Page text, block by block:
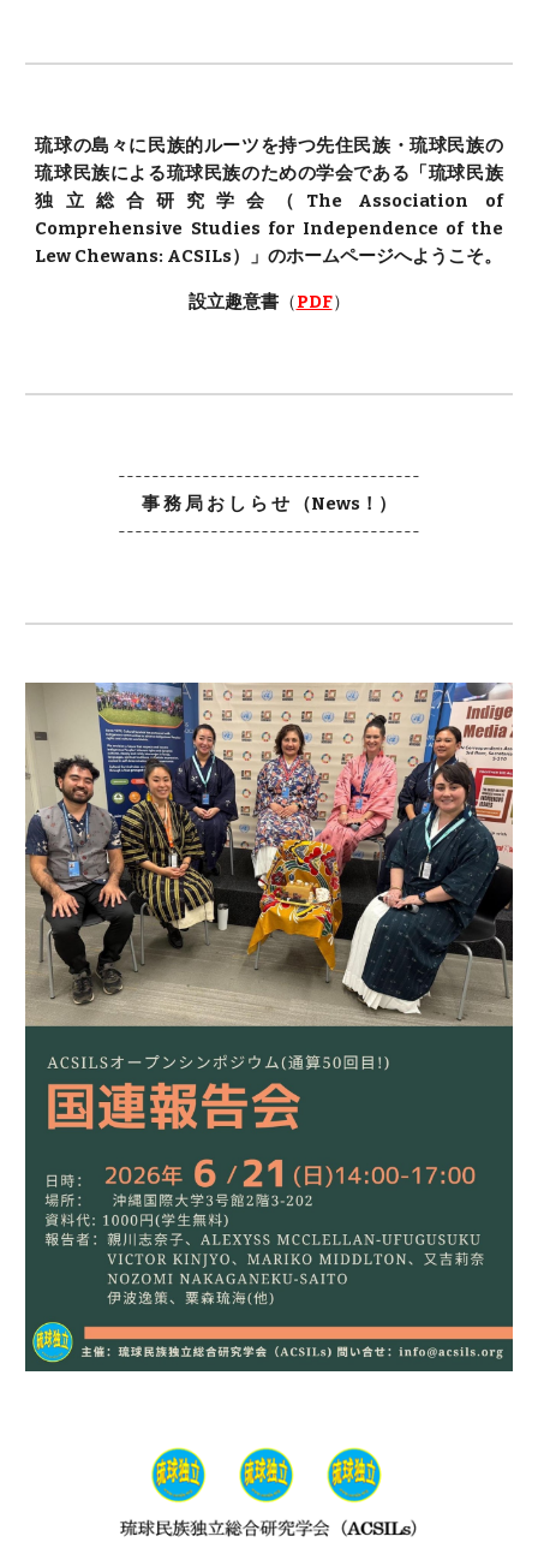
琉球の島々に民族的ルーツを持つ先住民族・琉球民族の
琉球民族による琉球民族のための学会である「琉球民族
独立総合研究学会（The Association of
Comprehensive Studies for Independence of the
Lew Chewans: ACSILs）」のホームページへようこそ。
設立趣意書（PDF）
------------------------------------
事 務 局 お し ら せ （News！）
------------------------------------